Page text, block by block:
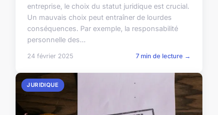
entreprise, le choix du statut juridique est crucial.
Un mauvais choix peut entraîner de lourdes
conséquences. Par exemple, la responsabilité
personnelle des...
24 février 2025 7 min de lecture →
JURIDIQUE